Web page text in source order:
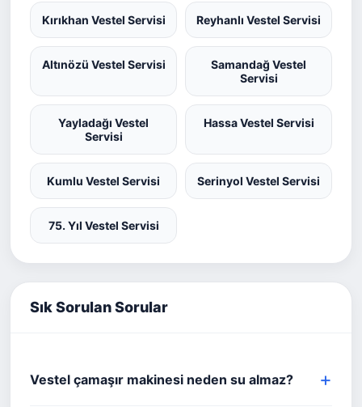
Kırıkhan Vestel Servisi Reyhanlı Vestel Servisi
Altınözü Vestel Servisi
Samandağ Vestel
Servisi
Yayladağı Vestel
Servisi
Hassa Vestel Servisi
Kumlu Vestel Servisi Serinyol Vestel Servisi
75. Yıl Vestel Servisi
Sık Sorulan Sorular
Vestel çamaşır makinesi neden su almaz?